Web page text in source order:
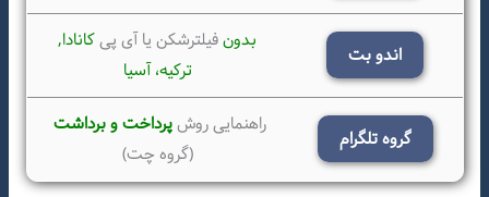
اندو بت
بدونفیلترشکن یا آی پیکانادا,
ترکیه، آسیا
گروه تلگرام
راهنمایی روشپرداخت و برداشت
(گروه چت)